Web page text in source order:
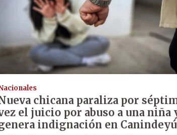
chicana paraliza por
el juicio por abuso a una niña
indignación en Canindeyú